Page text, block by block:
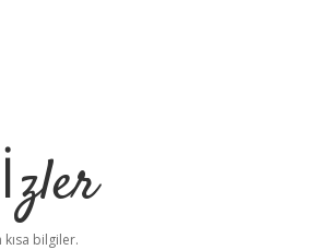
bilgiler.